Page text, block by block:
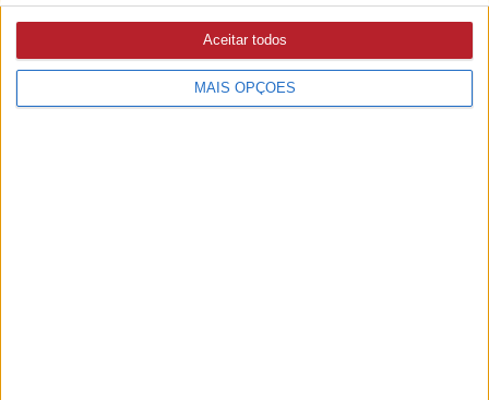
MAIS OPÇÕES
Aceitar todos